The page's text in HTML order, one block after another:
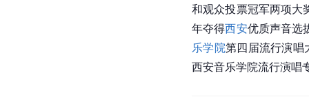
和观众投票冠军两项大
年夺得西安优质声音选
乐学院第四届流行演唱
西安音乐学院流行演唱